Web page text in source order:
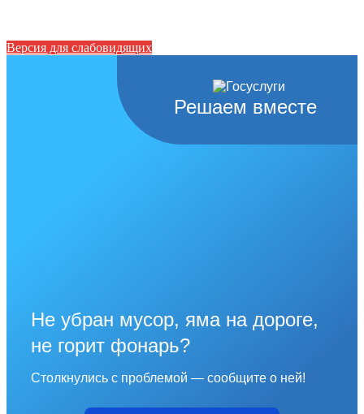
Версия для слабовидящих
Решаем вместе
Не убран мусор, яма на дороге,
не горит фонарь?
Столкнулись с проблемой — сообщите о ней!